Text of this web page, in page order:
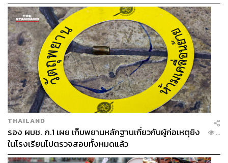
THAILAND
รอง ผบช. ภ.1 เผย เก็บพยานหลักฐานเกี่ยวกับผู้ก่อเหตุยิง
ในโรงเรียนไปตรวจสอบทั้งหมดแล้ว
...